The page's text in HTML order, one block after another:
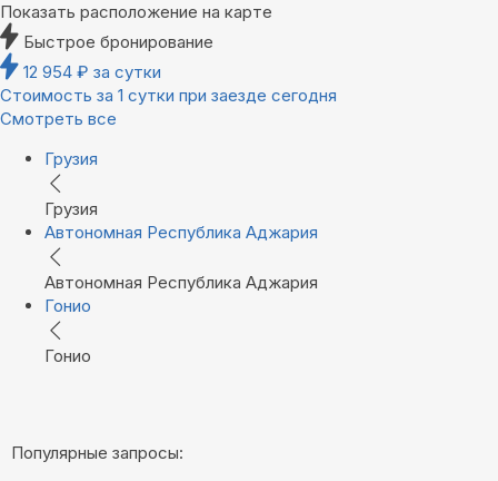
Показать расположение на карте
Быстрое бронирование
12 954 ₽ за сутки
Стоимость за 1 сутки при заезде сегодня
Смотреть все
Грузия
Грузия
Автономная Республика Аджария
Автономная Республика Аджария
Гонио
Гонио
Популярные запросы: